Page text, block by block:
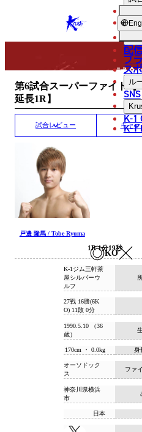
KRUSH
シ
ニ
配
ブ
ス
ル
SNS
K-1
K-1
MATCH
試合
第6試合スーパーファイト【
延長1R】
試合レビュー ギャラ
戸邊 隆馬 / Tobe Ryuma
KO
1R 1分19秒
K-1ジム三軒茶
屋シルバーウ
ルフ
27戦 16勝(6K
O) 11敗 0分
1990.5.10 （36
歳）
身
170cm ・ 0.0kg
ファ
オーソドック
ス
神奈川県横浜
市
日本